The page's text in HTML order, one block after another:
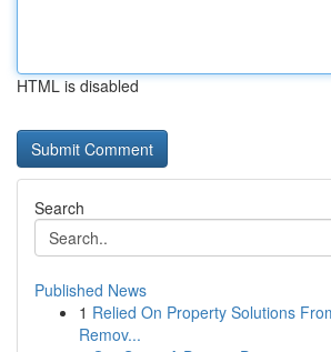
HTML is disabled
Search
Published News
1 Relied On Property Solutions
Remov...